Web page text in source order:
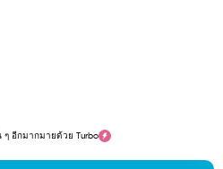
อีกมากมายด้วย Turbo